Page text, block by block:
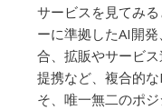
サービスを見てみ
ーに準拠したAI開
合、拡販やサービ
提携など、複合的
そ、唯一無二のポ